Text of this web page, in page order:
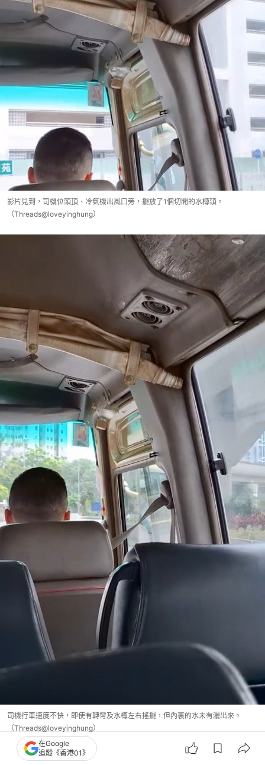
影片見到，司機位頭頂、冷氣機出風口旁，擺放了1個切開的水樽頭。
（Threads@loveyinghung）
司機行車速度不快，即使有轉彎及水樽左右搖擺，但內裏的水未有灑出來。
（Threads@loveyinghung）
在Google
追蹤《香港01》